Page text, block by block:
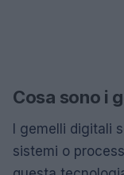
Cosa sono i
I gemelli digitali
sistemi o